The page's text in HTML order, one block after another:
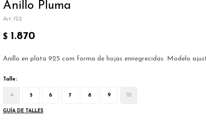
Anillo Pluma
122
$ 1.870
Anillo en plata 925 com forma de hojas ennegrecidas. Modelo
Talle:
4 5 6 7 8 9 10
GUÍA DE TALLES